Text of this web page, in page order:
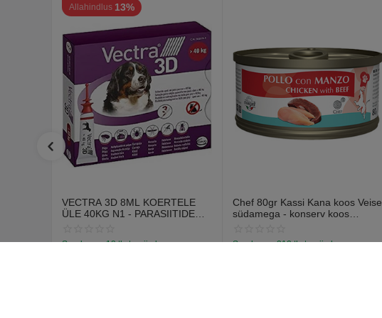
Allahindlus 13%
VECTRA 3D 8ML KOERTELE
ÜLE 40KG N1 - PARASIITIDE
Saadavus: 18 tk. tarnija laos
Chef 80gr Kassi Kana koos Veise
südamega - konserv koos
Saadavus: 312 tk. tarnija laos